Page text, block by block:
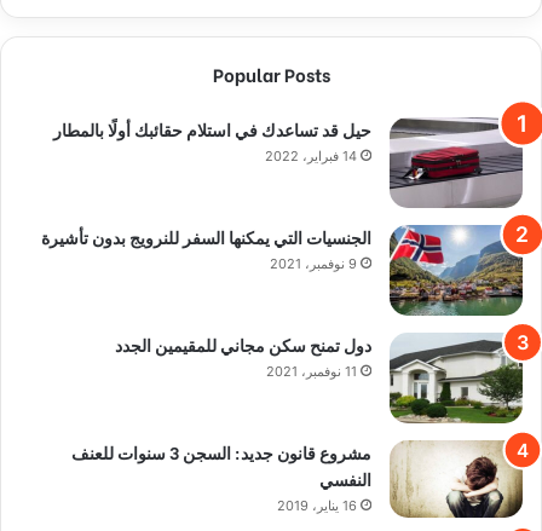
Popular Posts
حيل قد تساعدك في استلام حقائبك أولًا بالمطار
14 فبراير، 2022
الجنسيات التي يمكنها السفر للنرويج بدون تأشيرة
9 نوفمبر، 2021
دول تمنح سكن مجاني للمقيمين الجدد
11 نوفمبر، 2021
مشروع قانون جديد: السجن 3 سنوات للعنف
النفسي
16 يناير، 2019